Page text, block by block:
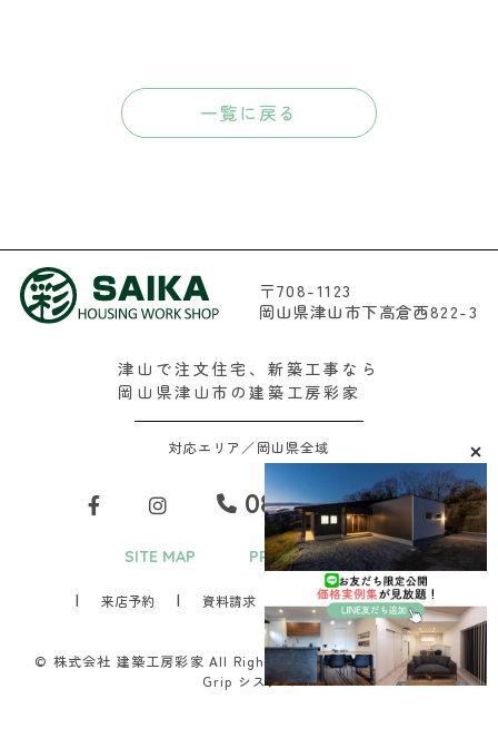
一覧に戻る
〒708-1123
岡山県津山市下高倉西822-3
津山で注文住宅、新築工事なら
岡山県津山市の建築工房彩家
対応エリア／岡山県全域
0868-29-2688
SITE MAP PRIVACY POLICY
来店予約 資料請求 お問い合わせ
© 株式会社 建築工房彩家 All Rights Reserved.Produced byD-
Grip システム